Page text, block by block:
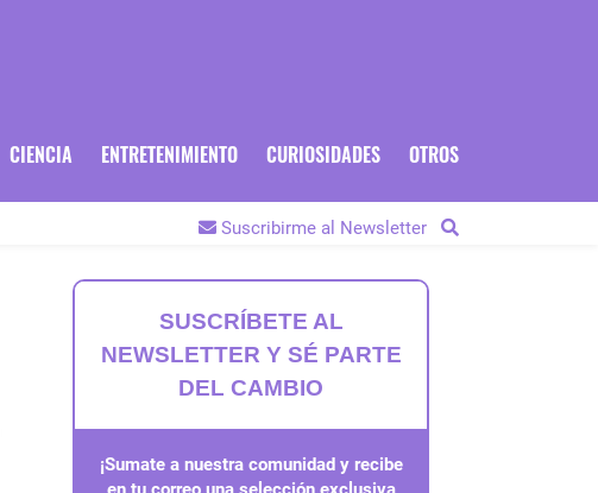
CIENCIA ENTRETENIMIENTO CURIOSIDADES OTROS
Suscribirme al Newsletter
SUSCRÍBETE AL
NEWSLETTER Y SÉ PARTE
DEL CAMBIO
¡Sumate a nuestra comunidad y recibe